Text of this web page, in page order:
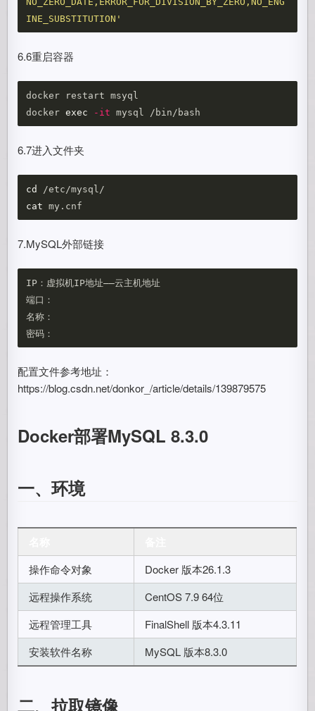
INE_SUBSTITUTION'
6.6重启容器
docker restart msyql
docker exec -it
6.7进入文件夹
cd
cat
7.MySQL外部链接
IP：虚拟机IP地址——云主机地址
端口：
名称：
配置文件参考地址：
https://blog.csdn.net/donkor_/article/details/139879575
Docker部署MySQL 8.3.0
一、环境
操作命令对象
Docker 版本26.1.3
远程操作系统
CentOS 7.9 64位
远程管理工具
FinalShell 版本4.3.11
安装软件名称
MySQL 版本8.3.0
二、拉取镜像